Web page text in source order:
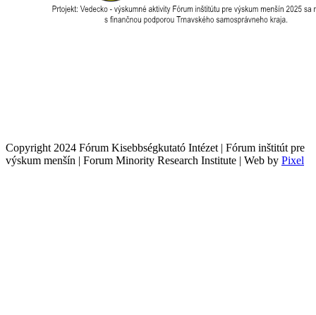
Copyright 2024 Fórum Kisebbségkutató Intézet | Fórum inštitút pre
výskum menšín | Forum Minority Research Institute | Web by Pixel